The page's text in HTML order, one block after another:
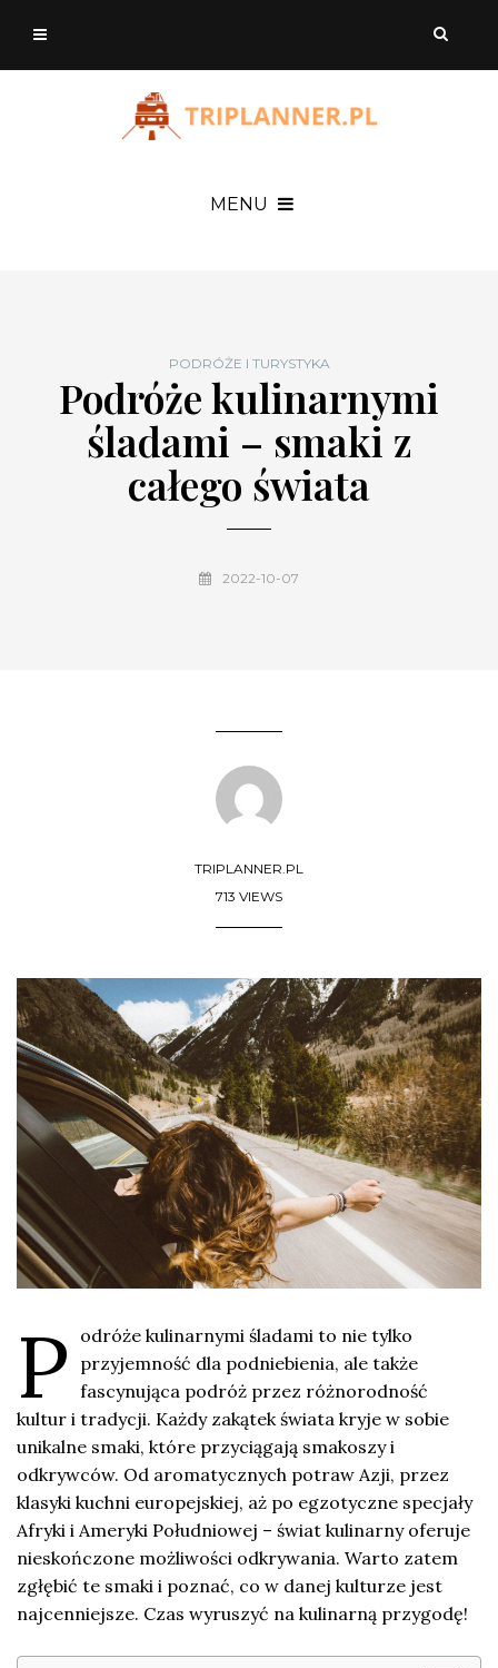
MENU
PODRÓŻE I TURYSTYKA
Podróże kulinarnymi
śladami – smaki z
całego świata
2022-10-07
TRIPLANNER.PL
713 VIEWS
P
odróże kulinarnymi śladami to nie tylko
przyjemność dla podniebienia, ale także
fascynująca podróż przez różnorodność
kultur i tradycji. Każdy zakątek świata kryje w sobie
unikalne smaki, które przyciągają smakoszy i
odkrywców. Od aromatycznych potraw Azji, przez
klasyki kuchni europejskiej, aż po egzotyczne specjały
Afryki i Ameryki Południowej – świat kulinarny oferuje
nieskończone możliwości odkrywania. Warto zatem
zgłębić te smaki i poznać, co w danej kulturze jest
najcenniejsze. Czas wyruszyć na kulinarną przygodę!